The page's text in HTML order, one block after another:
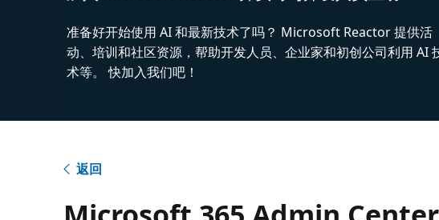
准备好开始使用 AI 和最新技术了吗？ Microsoft Reactor 提供活
动、培训和社区资源，帮助开发人员、企业家和初创公司利用 AI
术等。 快加入我们吧！
返回